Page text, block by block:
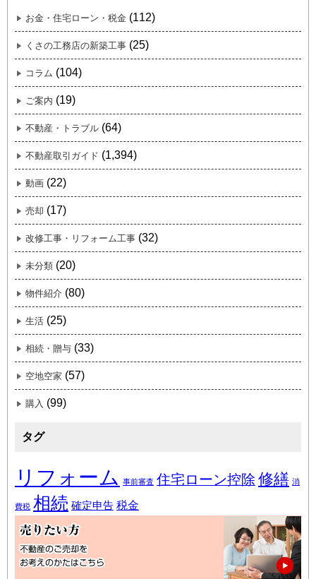
お金・住宅ローン・税金 (112)
くさの工務店の新築工事 (25)
コラム (104)
ご案内 (19)
不動産・トラブル (64)
不動産取引ガイド (1,394)
動画 (22)
売却 (17)
改修工事・リフォーム工事 (32)
未分類 (20)
物件紹介 (80)
生活 (25)
相続・贈与 (33)
空地空家 (57)
購入 (99)
タグ
リフォーム 事前審査 住宅ローン控除 修繕 消
費税 相続 確定申告 税金